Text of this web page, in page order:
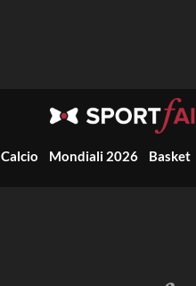
Calcio Mondiali 2026 Basket